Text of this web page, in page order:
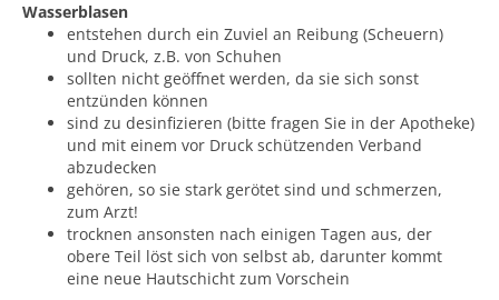
Wasserblasen
entstehen durch ein Zuviel an Reibung (Scheuern)
und Druck, z.B. von Schuhen
sollten nicht geöffnet werden, da sie sich sonst
entzünden können
sind zu desinfizieren (bitte fragen Sie in der Apotheke)
und mit einem vor Druck schützenden Verband
abzudecken
gehören, so sie stark gerötet sind und schmerzen,
zum Arzt!
trocknen ansonsten nach einigen Tagen aus, der
obere Teil löst sich von selbst ab, darunter kommt
eine neue Hautschicht zum Vorschein